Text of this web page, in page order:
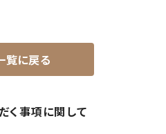
覧に戻る
く事項に関して